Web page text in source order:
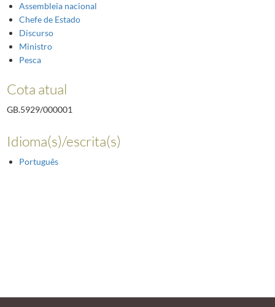
Assembleia nacional
Chefe de Estado
Discurso
Ministro
Pesca
Cota atual
GB.5929/000001
Idioma(s)/escrita(s)
Português